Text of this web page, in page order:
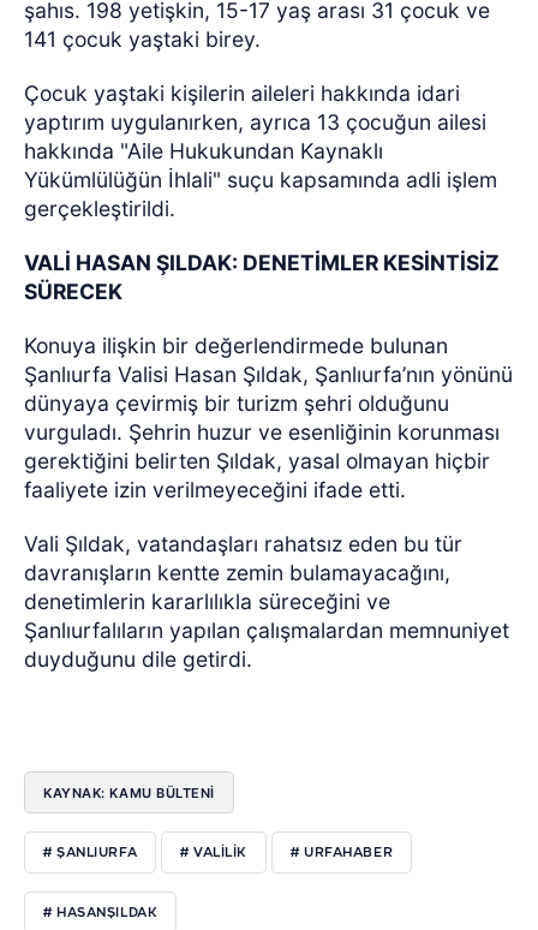
şahıs. 198 yetişkin, 15-17 yaş arası 31 çocuk ve
141 çocuk yaştaki birey.
Çocuk yaştaki kişilerin aileleri hakkında idari
yaptırım uygulanırken, ayrıca 13 çocuğun ailesi
hakkında "Aile Hukukundan Kaynaklı
Yükümlülüğün İhlali" suçu kapsamında adli işlem
gerçekleştirildi.
VALİ HASAN ŞILDAK: DENETİMLER KESİNTİSİZ
SÜRECEK
Konuya ilişkin bir değerlendirmede bulunan
Şanlıurfa Valisi Hasan Şıldak, Şanlıurfa’nın yönünü
dünyaya çevirmiş bir turizm şehri olduğunu
vurguladı. Şehrin huzur ve esenliğinin korunması
gerektiğini belirten Şıldak, yasal olmayan hiçbir
faaliyete izin verilmeyeceğini ifade etti.
Vali Şıldak, vatandaşları rahatsız eden bu tür
davranışların kentte zemin bulamayacağını,
denetimlerin kararlılıkla süreceğini ve
Şanlıurfalıların yapılan çalışmalardan memnuniyet
duyduğunu dile getirdi.
KAYNAK: KAMU BÜLTENİ
# ŞANLIURFA # VALILIK # URFAHABER
# HASANŞILDAK